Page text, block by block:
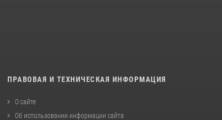
ПРАВОВАЯ И ТЕХНИЧЕСКАЯ ИНФОРМАЦИЯ
О сайте
Об использовании информации сайта